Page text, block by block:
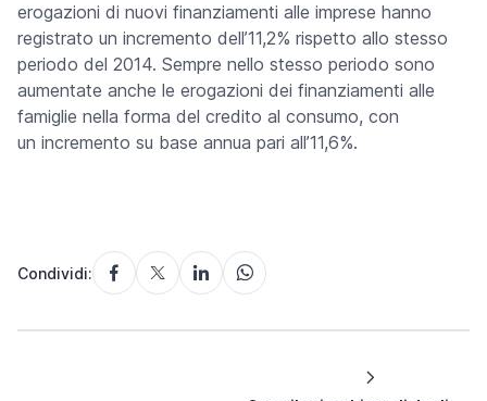
erogazioni di nuovi finanziamenti alle imprese hanno
registrato un incremento dell’11,2% rispetto allo stesso
periodo del 2014. Sempre nello stesso periodo sono
aumentate anche le erogazioni dei finanziamenti alle
famiglie nella forma del credito al consumo, con
un incremento su base annua pari all’11,6%.
Condividi: